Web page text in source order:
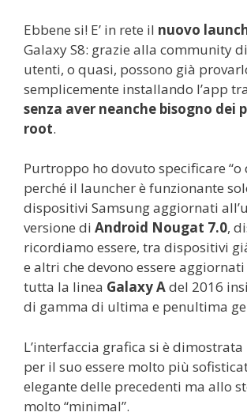
Ebbene si! E’ in rete il nuovo
Galaxy S8: grazie alla community
utenti, o quasi, possono già
semplicemente installando l’app
senza aver neanche bisogno dei
root.
Purtroppo ho dovuto specificare “o
perché il launcher è funzionante
dispositivi Samsung aggiornati
versione di Android Nougat 7.0,
ricordiamo essere, tra dispositivi
e altri che devono essere aggiornati
tutta la linea Galaxy Adel 2016
di gamma di ultima e penultima
L’interfaccia grafica si è
per il suo essere molto più
elegante delle precedenti ma allo
molto “minimal”.